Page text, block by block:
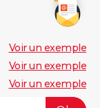
Voir un exemple
Voir un exemple
Voir un exemple